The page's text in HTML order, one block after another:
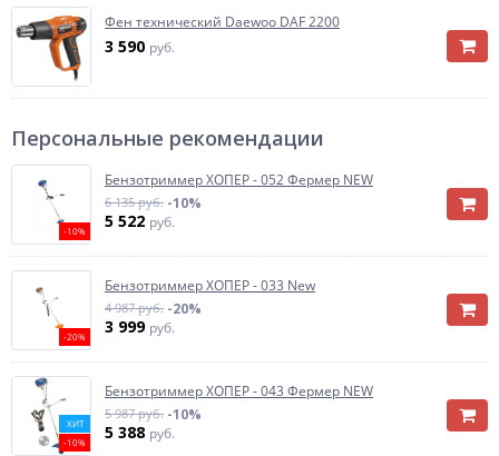
Фен технический Daewoo DAF 2200
3 590 руб.
Персональные рекомендации
-10%
Бензотриммер ХОПЕР - 052 Фермер NEW
6 135 руб. -10%
5 522 руб.
-20%
Бензотриммер ХОПЕР - 033 New
4 987 руб. -20%
3 999 руб.
ХИТ
-10%
Бензотриммер ХОПЕР - 043 Фермер NEW
5 987 руб. -10%
5 388 руб.